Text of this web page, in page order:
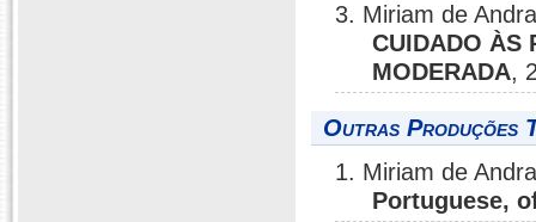
3. Miriam de
CUIDADO ÀS
MODERADA,
Outras Produções
1. Miriam de
Portuguese,